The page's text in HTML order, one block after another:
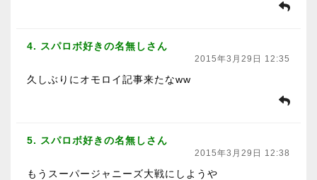
4. スパロボ好きの名無しさん
2015年3月29日 12:35
久しぶりにオモロイ記事来たなww
5. スパロボ好きの名無しさん
2015年3月29日 12:38
もうスーパージャニーズ大戦にしようや